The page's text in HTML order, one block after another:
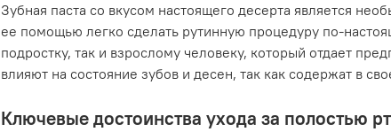
Зубная паста со вкусом настоящего десерта является
ее помощью легко сделать рутинную процедуру по-
подростку, так и взрослому человеку, который отдает
влияют на состояние зубов и десен, так как содержат в
Ключевые достоинства ухода за полостью